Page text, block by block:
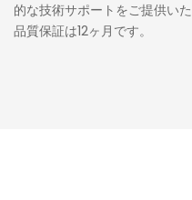
的な技術サポートをご提供い
品質保証は12ヶ月です。